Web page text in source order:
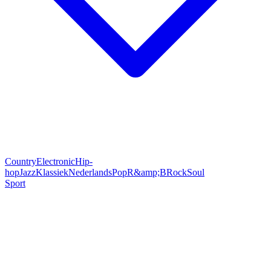
CountryElectronicHip-
hopJazzKlassiekNederlandsPopR&amp;BRockSoul
Sport